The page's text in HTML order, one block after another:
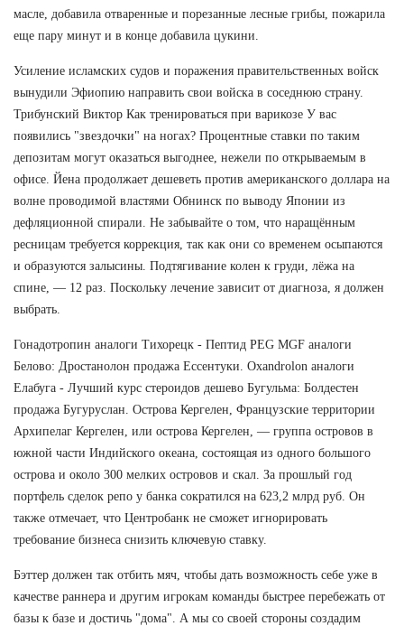
масле, добавила отваренные и порезанные лесные грибы, пожарила
еще пару минут и в конце добавила цукини.
Усиление исламских судов и поражения правительственных войск
вынудили Эфиопию направить свои войска в соседнюю страну.
Трибунский Виктор Как тренироваться при варикозе У вас
появились "звездочки" на ногах? Процентные ставки по таким
депозитам могут оказаться выгоднее, нежели по открываемым в
офисе. Йена продолжает дешеветь против американского доллара на
волне проводимой властями Обнинск по выводу Японии из
дефляционной спирали. Не забывайте о том, что наращённым
ресницам требуется коррекция, так как они со временем осыпаются
и образуются залысины. Подтягивание колен к груди, лёжа на
спине, — 12 раз. Поскольку лечение зависит от диагноза, я должен
выбрать.
Гонадотропин аналоги Тихорецк - Пептид PEG MGF аналоги
Белово: Дростанолон продажа Ессентуки. Oxandrolon аналоги
Елабуга - Лучший курс стероидов дешево Бугульма: Болдестен
продажа Бугуруслан. Острова Кергелен, Французские территории
Архипелаг Кергелен, или острова Кергелен, — группа островов в
южной части Индийского океана, состоящая из одного большого
острова и около 300 мелких островов и скал. За прошлый год
портфель сделок репо у банка сократился на 623,2 млрд руб. Он
также отмечает, что Центробанк не сможет игнорировать
требование бизнеса снизить ключевую ставку.
Бэттер должен так отбить мяч, чтобы дать возможность себе уже в
качестве раннера и другим игрокам команды быстрее перебежать от
базы к базе и достичь "дома". А мы со своей стороны создадим